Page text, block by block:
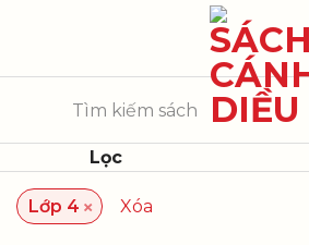
Lọc
Lớp 4 × Xóa